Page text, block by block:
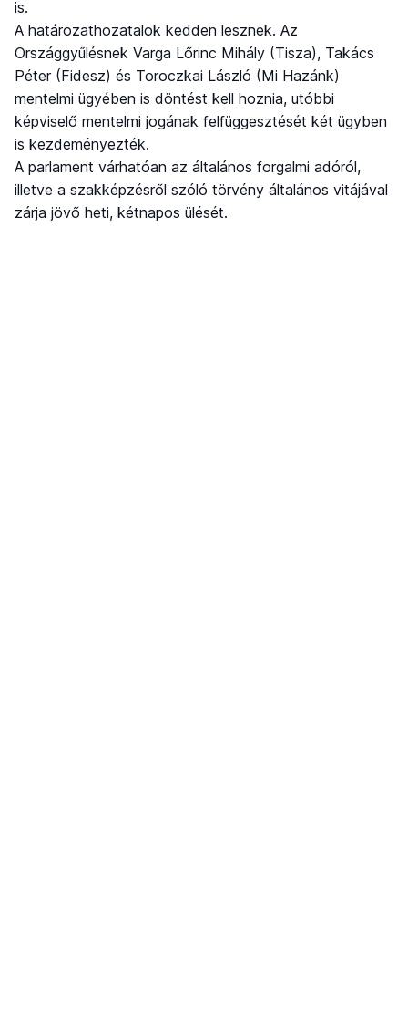
is.
A határozathozatalok kedden lesznek. Az
Országgyűlésnek Varga Lőrinc Mihály (Tisza), Takács
Péter (Fidesz) és Toroczkai László (Mi Hazánk)
mentelmi ügyében is döntést kell hoznia, utóbbi
képviselő mentelmi jogának felfüggesztését két ügyben
is kezdeményezték.
A parlament várhatóan az általános forgalmi adóról,
illetve a szakképzésről szóló törvény általános vitájával
zárja jövő heti, kétnapos ülését.